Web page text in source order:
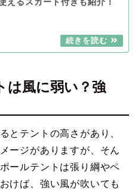
えるスカート付きも紹介！
は風に弱い？強
とテントの高さがあり、
ージがありますが、そん
ールテントは張り綱やペ
けば、強い風が吹いても